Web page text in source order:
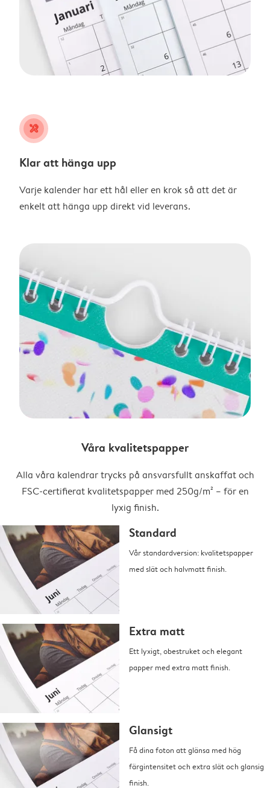
tools
Klar att hänga upp
Varje kalender har ett hål eller en krok så att det är
enkelt att hänga upp direkt vid leverans.
Våra kvalitetspapper
Alla våra kalendrar trycks på ansvarsfullt anskaffat och
FSC-certifierat kvalitetspapper med 250g/m² – för en
lyxig finish.
Standard
Vår standardversion: kvalitetspapper
med slät och halvmatt finish.
Extra matt
Ett lyxigt, obestruket och elegant
papper med extra matt finish.
Glansigt
Få dina foton att glänsa med hög
färgintensitet och extra slät och glansig
finish.